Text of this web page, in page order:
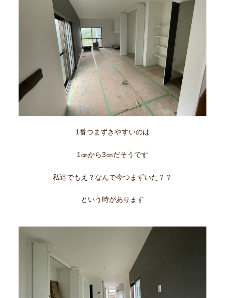
1番つまずきやすいのは
1㎝から3㎝だそうです
私達でもえ？なんで今つまずいた？？
という時があります